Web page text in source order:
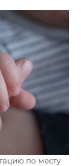
по месту